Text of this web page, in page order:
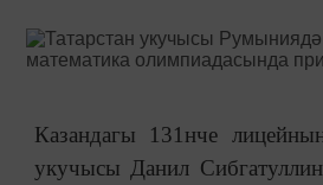
Казандагы 131нче
укучысы Данил Сибгатуллин